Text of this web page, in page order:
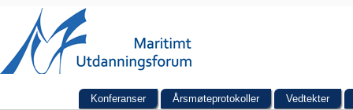
innholdet.
til
navigasjonen
Konferanser Årsmøteprotokoller Vedtekter